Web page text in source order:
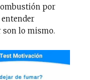
por
son lo mismo.